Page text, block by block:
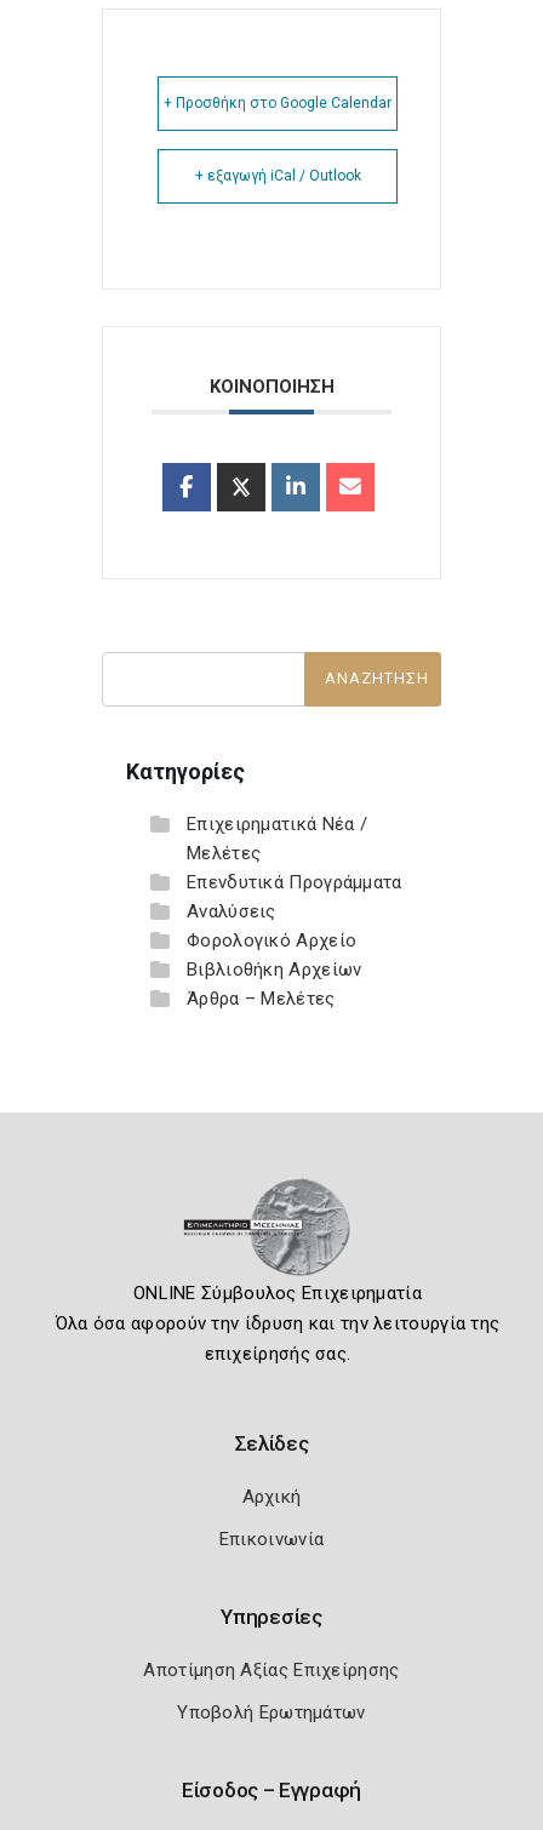
+ Προσθήκη στο Google Calendar
+ εξαγωγή iCal / Outlook
ΚΟΙΝΟΠΟΙΗΣΗ
Κατηγορίες
Επιχειρηματικά Νέα /
Μελέτες
Επενδυτικά Προγράμματα
Αναλύσεις
Φορολογικό Αρχείο
Βιβλιοθήκη Αρχείων
Άρθρα – Μελέτες
ONLINE Σύμβουλος Επιχειρηματία
Όλα όσα αφορούν την ίδρυση και την λειτουργία της
επιχείρησής σας.
Σελίδες
Αρχική
Επικοινωνία
Υπηρεσίες
Αποτίμηση Αξίας Επιχείρησης
Υποβολή Ερωτημάτων
Είσοδος – Εγγραφή